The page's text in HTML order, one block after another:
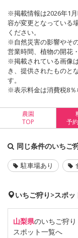
※掲載情報は2026年1
容が変更となっている
ください。
※自然災害の影響やそ
営業時間、植物の開花
※掲載されている画像
き、提供されたものと
す。
※表示料金は消費税8％
農園
TOP
予
同じ条件のいちご
駐車場あり
いちご狩り>スポッ
山梨県のいちご狩り
スポット一覧へ